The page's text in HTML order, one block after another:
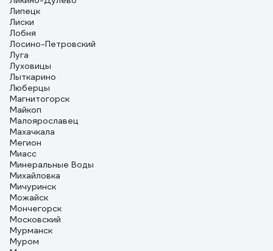
Липецк
Лиски
Лобня
Лосино-Петровский
Луга
Луховицы
Лыткарино
Люберцы
Магнитогорск
Майкоп
Малоярославец
Махачкала
Мегион
Миасс
Минеральные Воды
Михайловка
Мичуринск
Можайск
Мончегорск
Московский
Мурманск
Муром